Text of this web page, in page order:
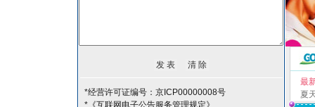
*经营许可证编号：京ICP00000008号
*《互联网电子公告服务管理规定》
最
夏